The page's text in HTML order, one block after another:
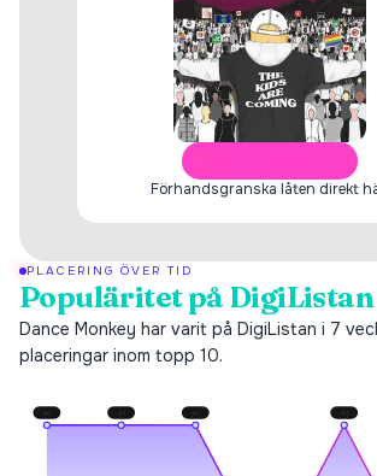
Förhandsgranska låten direkt
PLACERING ÖVER TID
Populäritet på DigiListan
Dance Monkey har varit på DigiListan i 7
placeringar inom topp 10.
# 1 # 1 # 1 # 1